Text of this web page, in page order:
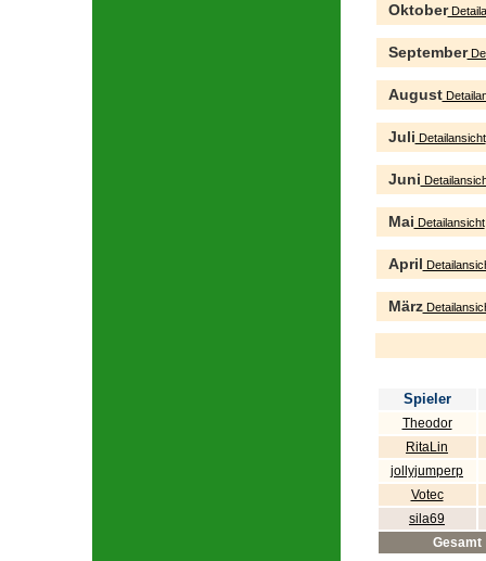
Oktober
September
August
Juli Detailansicht
Juni
Mai Detailansicht
April
März
Spieler
Theodor
RitaLin
jollyjumperp
Votec
sila69
Gesamt